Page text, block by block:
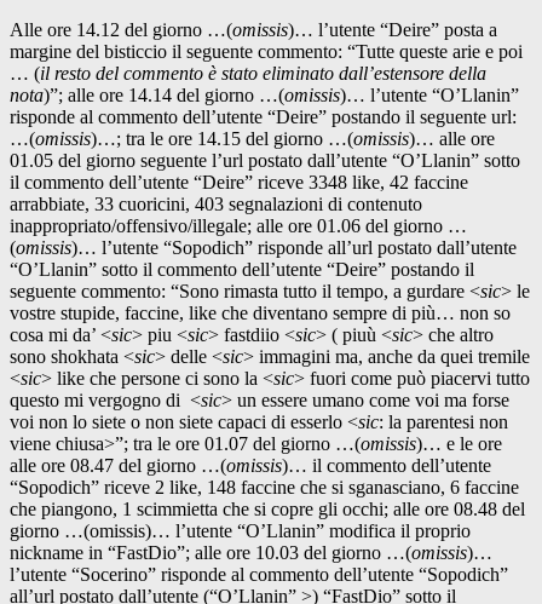
Alle ore 14.12 del giorno …(omissis)… l’utente “Deire” posta a
margine del bisticcio il seguente commento: “Tutte queste arie e poi
… (il resto del commento è stato eliminato dall’estensore della
nota)”; alle ore 14.14 del giorno …(omissis)… l’utente “O’Llanin”
risponde al commento dell’utente “Deire” postando il seguente url:
…(omissis)…; tra le ore 14.15 del giorno …(omissis)… alle ore
01.05 del giorno seguente l’url postato dall’utente “O’Llanin” sotto
il commento dell’utente “Deire” riceve 3348 like, 42 faccine
arrabbiate, 33 cuoricini, 403 segnalazioni di contenuto
inappropriato/offensivo/illegale; alle ore 01.06 del giorno …
(omissis)… l’utente “Sopodich” risponde all’url postato dall’utente
“O’Llanin” sotto il commento dell’utente “Deire” postando il
seguente commento: “Sono rimasta tutto il tempo, a gurdare <sic> le
vostre stupide, faccine, like che diventano sempre di più… non so
cosa mi da’ <sic> piu <sic> fastdiio <sic> ( piuù <sic> che altro
sono shokhata <sic> delle <sic> immagini ma, anche da quei tremile
<sic> like che persone ci sono la <sic> fuori come può piacervi tutto
questo mi vergogno di <sic> un essere umano come voi ma forse
voi non lo siete o non siete capaci di esserlo <sic: la parentesi non
viene chiusa>”; tra le ore 01.07 del giorno …(omissis)… e le ore
alle ore 08.47 del giorno …(omissis)… il commento dell’utente
“Sopodich” riceve 2 like, 148 faccine che si sganasciano, 6 faccine
che piangono, 1 scimmietta che si copre gli occhi; alle ore 08.48 del
giorno …(omissis)… l’utente “O’Llanin” modifica il proprio
nickname in “FastDio”; alle ore 10.03 del giorno …(omissis)…
l’utente “Socerino” risponde al commento dell’utente “Sopodich”
all’url postato dall’utente (“O’Llanin” >) “FastDio” sotto il